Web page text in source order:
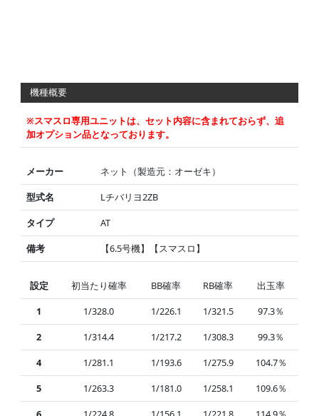
機種概要
※スマスロ専用ユニットは、セット内容に含まれておらず、追
加オプション品となっております。
メーカー
ネット（製造元：オーゼキ）
型式名
Lチバリヨ2ZB
タイプ
AT
備考
【6.5号機】【スマスロ】
設定 初当たり確率 BB確率 RB確率
出玉率
1
1/328.0 1/226.1 1/321.5
97.3％
2
1/314.4 1/217.2 1/308.3
99.3％
4
1/281.1 1/193.6 1/275.9
104.7％
5
1/263.3 1/181.0 1/258.1
109.6％